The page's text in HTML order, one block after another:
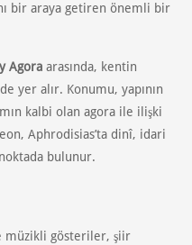
bir araya getiren önemli bir
Agora arasında, kentin
yer alır. Konumu, yapının
kalbi olan agora ile ilişki
Aphrodisias’ta dinî, idari
bulunur.
müzikli gösteriler, şiir